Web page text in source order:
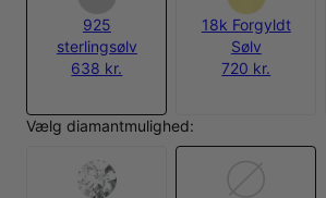
925
sterlingsølv
638 kr.
18k Forgyldt
Sølv
720 kr.
Vælg diamantmulighed: